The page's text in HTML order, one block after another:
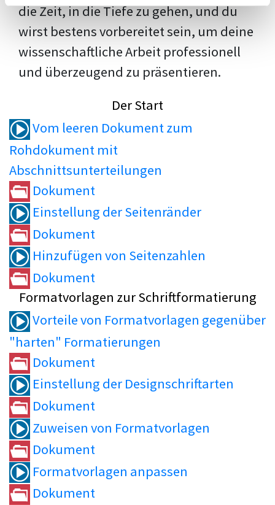
die Zeit, in die Tiefe zu gehen, und du
wirst bestens vorbereitet sein, um deine
wissenschaftliche Arbeit professionell
und überzeugend zu präsentieren.
Der Start
Vom leeren Dokument zum
Rohdokument mit
Abschnittsunterteilungen
Dokument
Einstellung der Seitenränder
Dokument
Hinzufügen von Seitenzahlen
Dokument
Formatvorlagen zur Schriftformatierung
Vorteile von Formatvorlagen gegenüber
"harten" Formatierungen
Dokument
Einstellung der Designschriftarten
Dokument
Zuweisen von Formatvorlagen
Dokument
Formatvorlagen anpassen
Dokument